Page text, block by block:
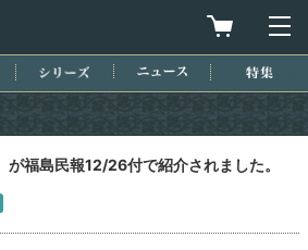
買物カゴを
近刊情報 シリーズ ニュース
が福島民報12/26付で紹介されました。